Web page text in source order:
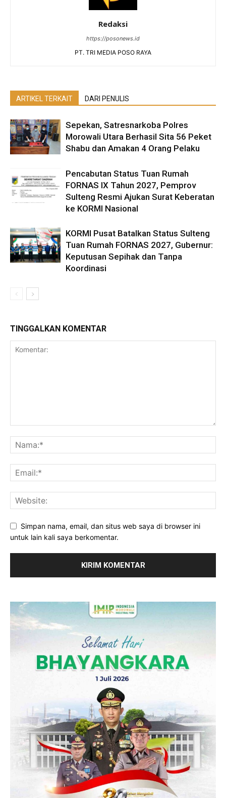
Redaksi
https://posonews.id
PT. TRI MEDIA POSO RAYA
ARTIKEL TERKAIT DARI PENULIS
Sepekan, Satresnarkoba Polres
Morowali Utara Berhasil Sita 56 Peket
Shabu dan Amakan 4 Orang Pelaku
Pencabutan Status Tuan Rumah
FORNAS IX Tahun 2027, Pemprov
Sulteng Resmi Ajukan Surat Keberatan
ke KORMI Nasional
KORMI Pusat Batalkan Status Sulteng
Tuan Rumah FORNAS 2027, Gubernur:
Keputusan Sepihak dan Tanpa
Koordinasi
TINGGALKAN KOMENTAR
Simpan nama, email, dan situs web saya di browser ini
untuk lain kali saya berkomentar.